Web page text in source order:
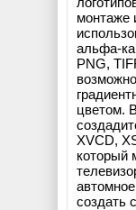
монтаже
альфа-
PNG,
цветом.
XVCD,
который
создать